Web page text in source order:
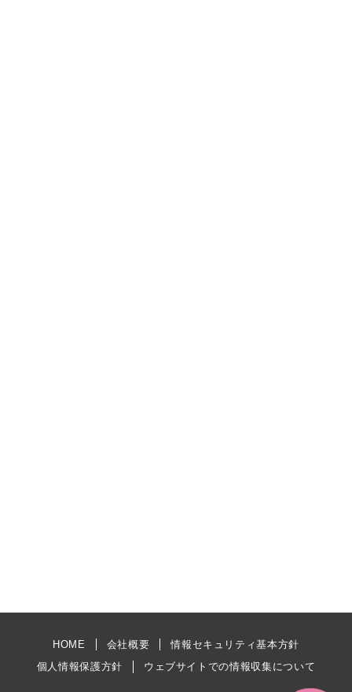
HOME 会社概要
情報セキュリティ基本方針
個人情報保護方針
ウェブサイトでの情報収集について